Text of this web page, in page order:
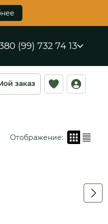
корсетного типа
(99) 732 74 13
заказ
Отображение: